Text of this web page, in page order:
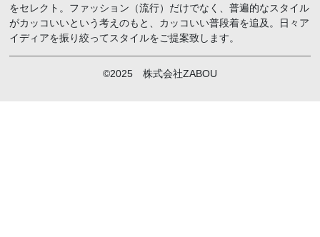
をセレクト。ファッション（流行）だけでなく、普遍的なスタイル
がカッコいいという考えのもと、カッコいい普段着を追及。日々ア
イディアを振り絞ってスタイルをご提案致します。
©2025 株式会社ZABOU